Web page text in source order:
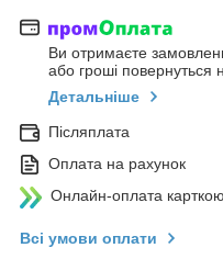
Ви отримаєте
або гроші повернуться
Детальніше
Післяплата
Оплата на рахунок
Онлайн-оплата
Всі умови оплати